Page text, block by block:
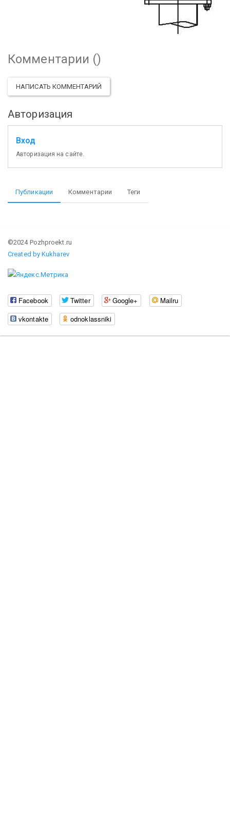
Комментарии ()
НАПИСАТЬ КОММЕНТАРИЙ
Авторизация
Вход
Авторизация на сайте.
Публикации Комментарии Теги
©2024 Pozhproekt.ru
Created by Kukharev
Facebook Twitter Google+
Mailru
vkontakte
odnoklassniki